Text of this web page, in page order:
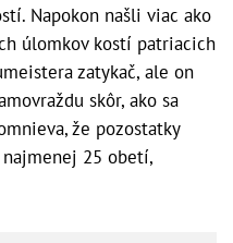
Napokon našli viac ako
úlomkov kostí patriacich
zatykač, ale on
skôr, ako sa
že pozostatky
25 obetí,